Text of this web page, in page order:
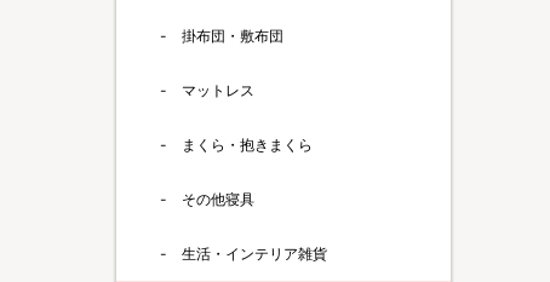
掛布団・敷布団
マットレス
まくら・抱きまくら
その他寝具
生活・インテリア雑貨